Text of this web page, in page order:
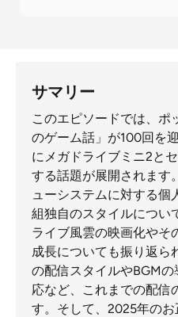
サマリー
このエピソードでは、ポ
のゲーム話」が100回を
にメガドライブミニ2と
する話題が展開されます
ューシステムに対する個
組独自のスタイルについ
ライブ風雲の映画化やそ
成長についても振り返ら
の配信スタイルやBGM
応など、これまでの配信
す。そして、2025年の